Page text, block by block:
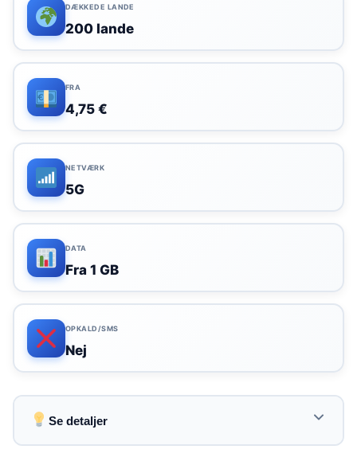
DÆKKEDE LANDE
200 lande
FRA
4,75 €
NETVÆRK
5G
DATA
Fra 1 GB
OPKALD/SMS
Nej
Se detaljer